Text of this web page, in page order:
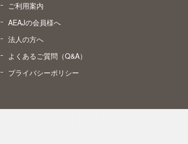
ご利用案内
AEAJの会員様へ
法人の方へ
よくあるご質問（Q&A）
プライバシーポリシー